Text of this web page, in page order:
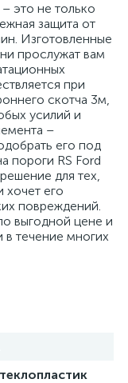
это не только
защита от
Изготовленные
прослужат вам
при
скотча 3м,
усилий и
–
его под
пороги RS Ford
для тех,
хочет его
повреждений.
выгодной цене и
течение многих